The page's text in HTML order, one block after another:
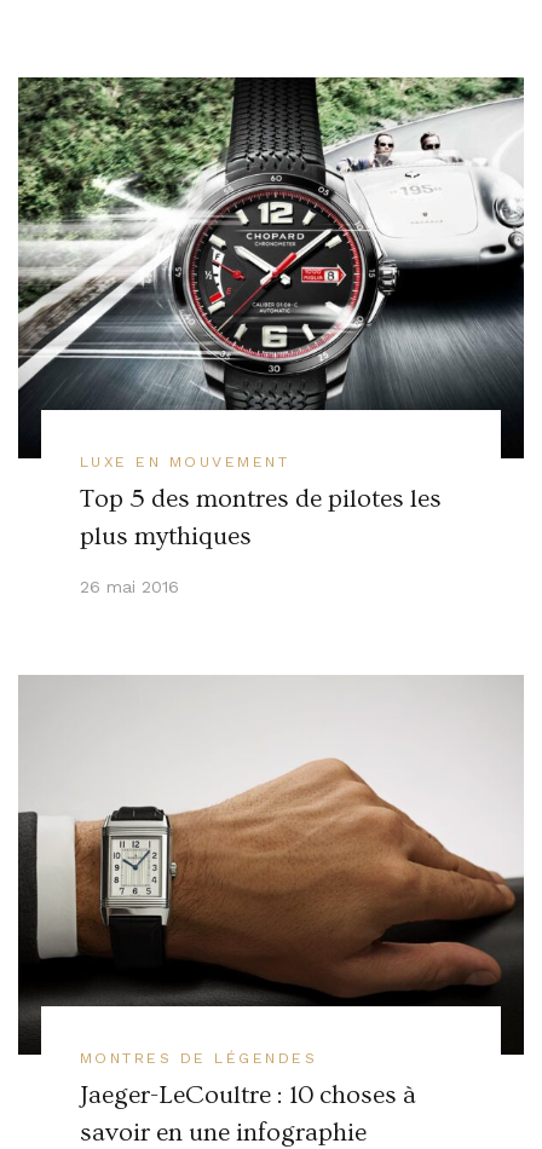
LUXE EN MOUVEMENT
Top 5 des montres de pilotes les
plus mythiques
26 mai 2016
MONTRES DE LÉGENDES
Jaeger-LeCoultre : 10 choses à
savoir en une infographie